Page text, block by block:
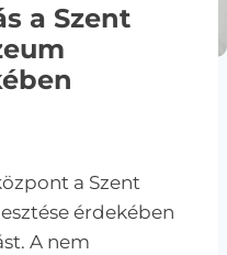
a Szent
a Szent
érdekében
A nem